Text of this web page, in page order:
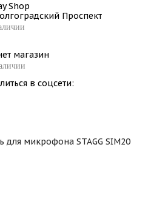
Shop
Проспект
магазин
в соцсети:
микрофона STAGG SIM20